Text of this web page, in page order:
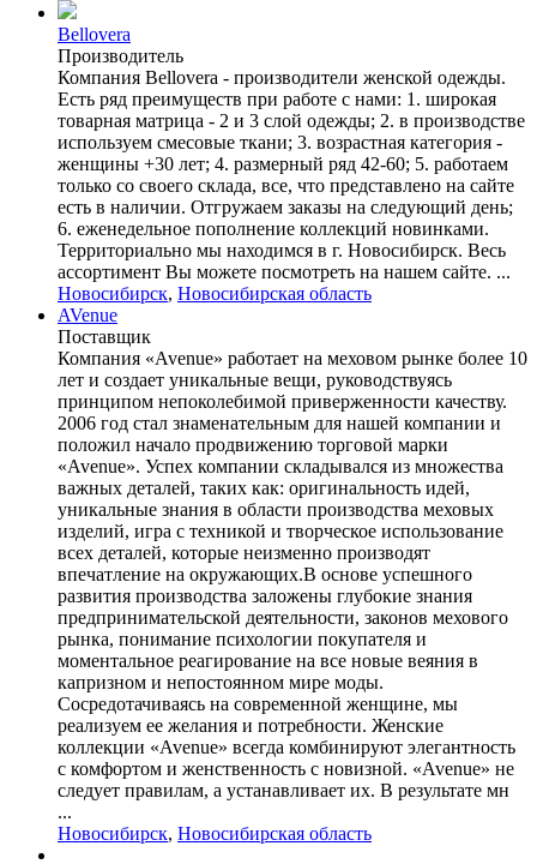
Bellovera
Производитель
Компания Bellovera - производители женской одежды.
Есть ряд преимуществ при работе с нами: 1. широкая
товарная матрица - 2 и 3 слой одежды; 2. в производстве
используем смесовые ткани; 3. возрастная категория -
женщины +30 лет; 4. размерный ряд 42-60; 5. работаем
только со своего склада, все, что представлено на сайте
есть в наличии. Отгружаем заказы на следующий день;
6. еженедельное пополнение коллекций новинками.
Территориально мы находимся в г. Новосибирск. Весь
ассортимент Вы можете посмотреть на нашем сайте. ...
Новосибирск, Новосибирская область
AVenue
Поставщик
Компания «Avenue» работает на меховом рынке более 10
лет и создает уникальные вещи, руководствуясь
принципом непоколебимой приверженности качеству.
2006 год стал знаменательным для нашей компании и
положил начало продвижению торговой марки
«Avenue». Успех компании складывался из множества
важных деталей, таких как: оригинальность идей,
уникальные знания в области производства меховых
изделий, игра с техникой и творческое использование
всех деталей, которые неизменно производят
впечатление на окружающих.В основе успешного
развития производства заложены глубокие знания
предпринимательской деятельности, законов мехового
рынка, понимание психологии покупателя и
моментальное реагирование на все новые веяния в
капризном и непостоянном мире моды.
Сосредотачиваясь на современной женщине, мы
реализуем ее желания и потребности. Женские
коллекции «Avenue» всегда комбинируют элегантность
с комфортом и женственность с новизной. «Avenue» не
следует правилам, а устанавливает их. В результате мн
...
Новосибирск, Новосибирская область